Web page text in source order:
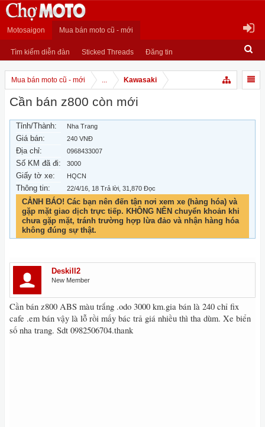
Motosaigon Mua bán moto cũ - mới
Tìm kiếm diễn đàn Sticked Threads Đăng tin
Mua bán moto cũ - mới ... Kawasaki
Cần bán z800 còn mới
Tỉnh/Thành: Nha Trang
Giá bán: 240 VNĐ
Địa chỉ: 0968433007
Số KM đã đi: 3000
Giấy tờ xe: HQCN
Thông tin: 22/4/16 , 18 Trả lời, 31,870 Đọc
CẢNH BÁO! Các bạn nên đến tận nơi xem xe (hàng hóa) và
gặp mặt giao dịch trực tiếp. KHÔNG NÊN chuyển khoản khi
chưa gặp mặt, tránh trường hợp lừa đảo và nhận hàng hóa
không đúng sự thật.
Deskill2
New Member
Cần bán z800 ABS màu trắng .odo 3000 km.gia bán là 240 chỉ fix
cafe .em bán vậy là lỗ rồi mấy bác trả giá nhiều thì tha dùm. Xe biển
số nha trang. Sdt 0982506704.thank